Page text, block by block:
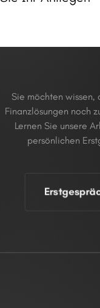
Sie möchten
Finanzlösungen noch
Lernen Sie unsere
persönlichen